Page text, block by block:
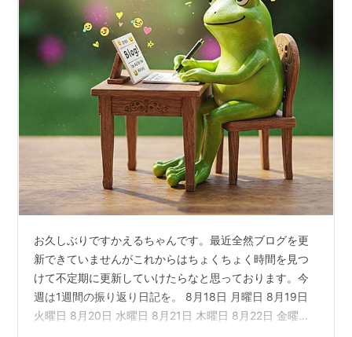
お久しぶりですかえるちゃんです。最近全然ブログを更
新できていませんがこれからはちょくちょく時間を見つ
けて不定期に更新していけたらなと思っております。今
週は1週間の振り返り日記を。 8月18日 月曜日 8月19日
火曜日 8月20日 水曜日 8月21日 木曜日 8月22日 金曜日